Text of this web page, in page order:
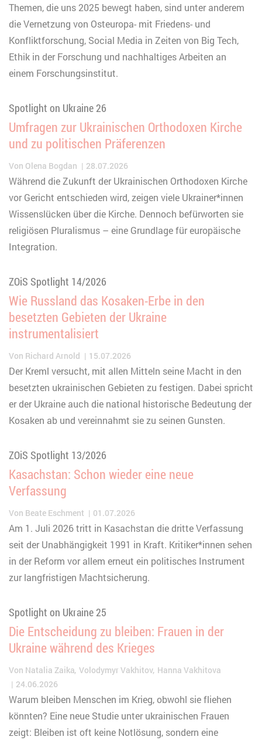
Themen, die uns 2025 bewegt haben, sind unter anderem
die Vernetzung von Osteuropa- mit Friedens- und
Konfliktforschung, Social Media in Zeiten von Big Tech,
Ethik in der Forschung und nachhaltiges Arbeiten an
einem Forschungsinstitut.
Spotlight on Ukraine 26
Umfragen zur Ukrainischen Orthodoxen Kirche
und zu politischen Präferenzen
Von Olena Bogdan 28.07.2026
Während die Zukunft der Ukrainischen Orthodoxen Kirche
vor Gericht entschieden wird, zeigen viele Ukrainer*innen
Wissenslücken über die Kirche. Dennoch befürworten sie
religiösen Pluralismus – eine Grundlage für europäische
Integration.
ZOiS Spotlight 14/2026
Wie Russland das Kosaken-Erbe in den
besetzten Gebieten der Ukraine
instrumentalisiert
Von Richard Arnold 15.07.2026
Der Kreml versucht, mit allen Mitteln seine Macht in den
besetzten ukrainischen Gebieten zu festigen. Dabei spricht
er der Ukraine auch die national historische Bedeutung der
Kosaken ab und vereinnahmt sie zu seinen Gunsten.
ZOiS Spotlight 13/2026
Kasachstan: Schon wieder eine neue
Verfassung
Von Beate Eschment 01.07.2026
Am 1. Juli 2026 tritt in Kasachstan die dritte Verfassung
seit der Unabhängigkeit 1991 in Kraft. Kritiker*innen sehen
in der Reform vor allem erneut ein politisches Instrument
zur langfristigen Machtsicherung.
Spotlight on Ukraine 25
Die Entscheidung zu bleiben: Frauen in der
Ukraine während des Krieges
Von Natalia Zaika Volodymyr Vakhitov Hanna Vakhitova
24.06.2026
Warum bleiben Menschen im Krieg, obwohl sie fliehen
könnten? Eine neue Studie unter ukrainischen Frauen
zeigt: Bleiben ist oft keine Notlösung, sondern eine